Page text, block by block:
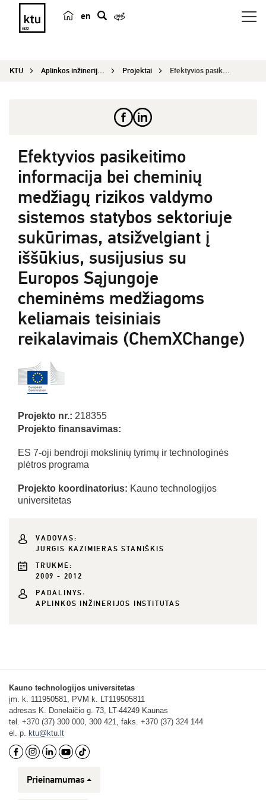
en
e
KTU Aplinkos inžinerijos institutas Projektai Efektyvios pasikeitimo informacija bei cheminių ...
Efektyvios pasikeitimo
informacija bei cheminių
medžiagų rizikos valdymo
sistemos statybos sektoriuje
sukūrimas, atsižvelgiant į
iššūkius, susijusius su
Europos Sąjungoje
cheminėms medžiagoms
keliamais teisiniais
reikalavimais (ChemXChange)
Projekto nr.: 218355
Projekto finansavimas:
ES 7-oji bendroji mokslinių tyrimų ir technologinės
plėtros programa
Projekto koordinatorius: Kauno technologijos
universitetas
VADOVAS:
JURGIS KAZIMIERAS STANIŠKIS
TRUKMĖ:
2009 - 2012
PADALINYS:
APLINKOS INŽINERIJOS INSTITUTAS
Kauno technologijos universitetas
įm. k. 111950581, PVM k. LT119505811
adresas K. Donelaičio g. 73, LT-44249 Kaunas
tel. +370 (37) 300 000, 300 421, faks. +370 (37) 324 144
el. p. ktu@ktu.lt
Prieinamumas